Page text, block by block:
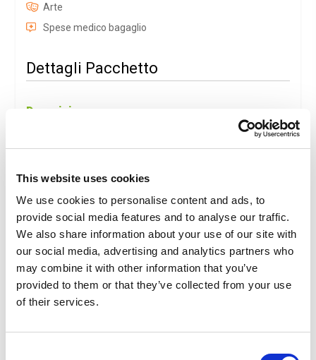
This website uses cookies
We use cookies to personalise content and ads, to
provide social media features and to analyse our traffic.
We also share information about your use of our site with
our social media, advertising and analytics partners who
may combine it with other information that you’ve
provided to them or that they’ve collected from your use
of their services.
Arte
Spese medico bagaglio
Dettagli Pacchetto
Descrizione
Oltre 100 vasche espositive: squali, pinguini, tartarughe e
entusiasmante mondo.
Ogni giorno all’Acquario di Cattolica è un’avventura, a
cominciare dalla gigantesca bocca di squalo che accoglie i
visitatori, al suggestivo mangrovieto e all’area
Plastifiniamola, simbolo della sensibilizzazione
sull’emergenza planetaria della plastica in mare.
Visitando l’Acquario è frequente osservare le attività in
corso fra le vasche da parte di acquaristi e biologi: fra
Natura, musica, buona tavola, sole e relax. Una vacanza al